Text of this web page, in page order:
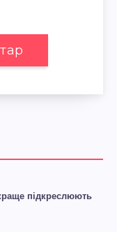
підкреслюють